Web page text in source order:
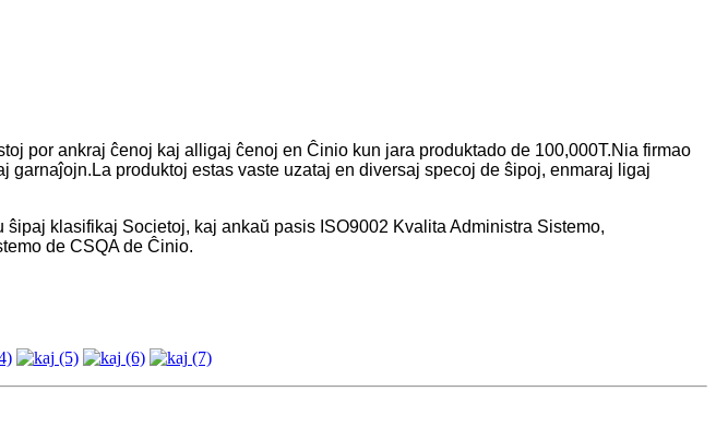
por ankraj ĉenoj kaj alligaj ĉenoj en Ĉinio kun jara produktado de 100,000T.Nia firmao
produktoj estas vaste uzataj en diversaj specoj de ŝipoj, enmaraj ligaj
klasifikaj Societoj, kaj ankaŭ pasis ISO9002 Kvalita Administra Sistemo,
de CSQA de Ĉinio.